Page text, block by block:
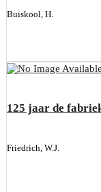
Buiskool, H.
125 jaar de
Friedrich, W.J.